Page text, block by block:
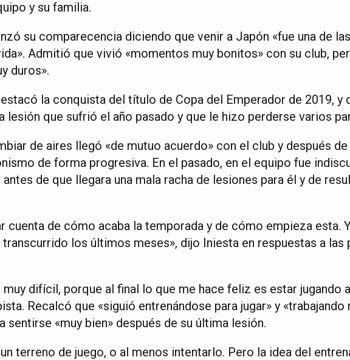
y su familia.
su comparecencia diciendo que venir a Japón «fue una de
Admitió que vivió «momentos muy bonitos» con su club,
duros».
la conquista del título de Copa del Emperador de 2019, y
lesión que sufrió el año pasado y que le hizo perderse varios
de aires llegó «de mutuo acuerdo» con el club y después
de forma progresiva. En el pasado, en el equipo fue
de que llegara una mala racha de lesiones para él y de
cuenta de cómo acaba la temporada y de cómo empieza esta.
los últimos meses», dijo Iniesta en respuestas a las
muy difícil, porque al final lo que me hace feliz es estar jugando
Recalcó que «siguió entrenándose para jugar» y «trabajando
sentirse «muy bien» después de su última lesión.
terreno de juego, o al menos intentarlo. Pero la idea del